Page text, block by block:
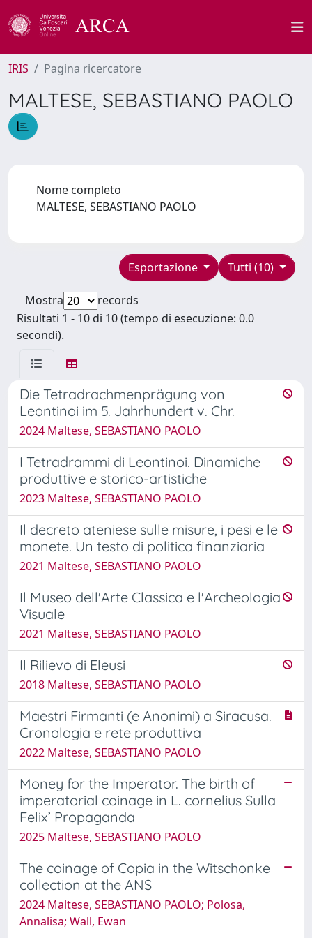
IRIS Pagina ricercatore
MALTESE, SEBASTIANO PAOLO
Nome completo
MALTESE, SEBASTIANO PAOLO
Tutti (10)
Esportazione
Mostra
records
Risultati 1 - 10 di 10 (tempo di esecuzione: 0.0
secondi).
Die Tetradrachmenprägung von
Leontinoi im 5. Jahrhundert v. Chr.
2024 Maltese, SEBASTIANO PAOLO
I Tetradrammi di Leontinoi. Dinamiche
produttive e storico-artistiche
2023 Maltese, SEBASTIANO PAOLO
Il decreto ateniese sulle misure, i pesi e le
monete. Un testo di politica finanziaria
2021 Maltese, SEBASTIANO PAOLO
Il Museo dell'Arte Classica e l'Archeologia
Visuale
2021 Maltese, SEBASTIANO PAOLO
Il Rilievo di Eleusi
2018 Maltese, SEBASTIANO PAOLO
Maestri Firmanti (e Anonimi) a Siracusa.
Cronologia e rete produttiva
2022 Maltese, SEBASTIANO PAOLO
Money for the Imperator. The birth of
imperatorial coinage in L. cornelius Sulla
Felix’ Propaganda
2025 Maltese, SEBASTIANO PAOLO
The coinage of Copia in the Witschonke
collection at the ANS
2024 Maltese, SEBASTIANO PAOLO; Polosa,
Annalisa; Wall, Ewan